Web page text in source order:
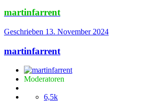
martinfarrent
Geschrieben 13. November 2024
martinfarrent
Moderatoren
6,5k